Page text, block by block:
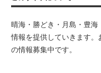
ゲ
ー
シ
晴海・勝どき・月島・豊
情報を提供していきます
の情報募集中です。